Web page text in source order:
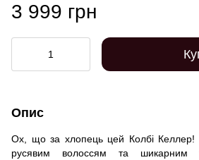
3 999 грн
Опис
Ох, що за хлопець цей Колбі Келлер!
русявим волоссям та